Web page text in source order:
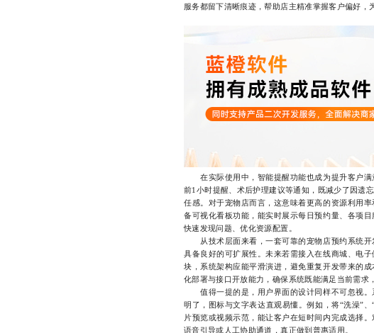
服务都留下清晰痕迹，帮助店主精准掌握客户偏好，
在实际使用中，智能提醒功能也成为提升客户满
前1小时提醒、术后护理建议等通知，既减少了因遗
任感。对于宠物店而言，这意味着更高的资源利用
备可视化看板功能，能实时展示每日预约量、各项
快速发现问题、优化资源配置。
从技术层面来看，一套可靠的宠物店预约系统开
具备良好的可扩展性。未来若需接入在线商城、电
块，系统架构应能平滑演进，避免重复开发带来的
化部署与接口开放能力，确保系统既能满足当前需求
值得一提的是，用户界面的设计同样不可忽视。
明了，图标与文字表达直观易懂。例如，将“洗澡”
片预览或视频示范，能让客户在短时间内完成选择
语音引导或人工协助通道，真正做到普惠适用。